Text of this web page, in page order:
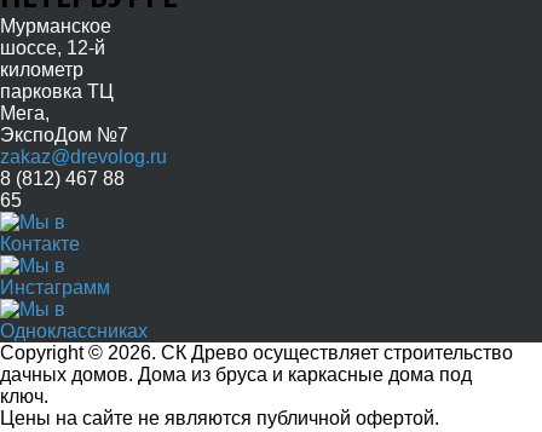
Мурманское
шоссе, 12-й
километр
парковка ТЦ
Мега,
ЭкспоДом №7
zakaz@drevolog.ru
8 (812) 467 88
65
Copyright © 2026. СК Древо осуществляет строительство
дачных домов. Дома из бруса и каркасные дома под
ключ.
Цены на сайте не являются публичной офертой.